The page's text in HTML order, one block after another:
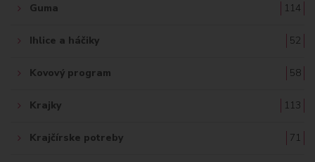
Guma 114
Ihlice a háčiky 52
Kovový program 58
Krajky 113
Krajčírske potreby 71